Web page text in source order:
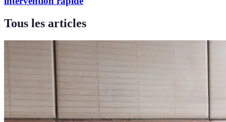
Tous les articles